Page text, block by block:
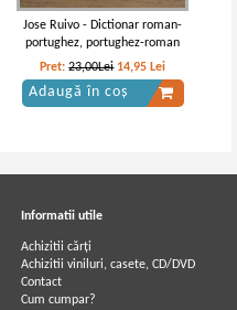
Jose Ruivo - Dictionar roman-
portughez, portughez-roman
Pret:23,00Lei 14,95 Lei
Adaugă în coș
Informatii utile
Achizitii cărți
Achizitii viniluri, casete, CD/DVD
Contact
Cum cumpar?